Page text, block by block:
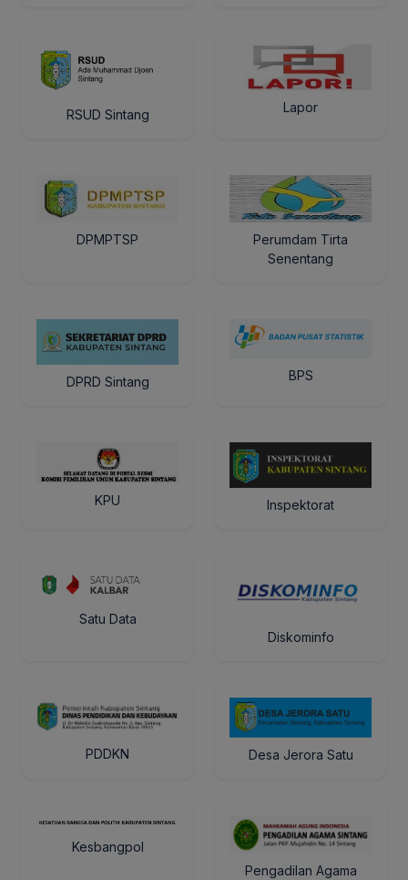
RSUD Sintang Lapor
DPMPTSP
Perumdam Tirta
Senentang
DPRD Sintang BPS
KPU Inspektorat
Satu Data
Diskominfo
PDDKN Desa Jerora Satu
Kesbangpol
Pengadilan Agama